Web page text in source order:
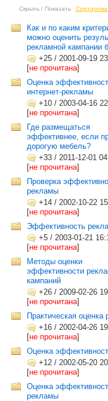
Скрыть / Показать
Как и по каким
можно оценить
рекламной кампании
+25 / 2001-09-19
[не прочитана]
Оценка
интернет-рекламы
+10 / 2003-04-16
[не прочитана]
Где размещаться
эффективнее, если
дорогую мебель?
+33 / 2011-12-01
[не прочитана]
Проверка
рекламы
+14 / 2002-10-22
[не прочитана]
Эффективность
+5 / 2003-01-21
[не прочитана]
Методы оценки
эффективности
кампаний
+26 / 2009-02-26
[не прочитана]
Практическая оценка
+16 / 2002-04-26
[не прочитана]
Оценка
+12 / 2002-05-20
[не прочитана]
Оценка
рекламы